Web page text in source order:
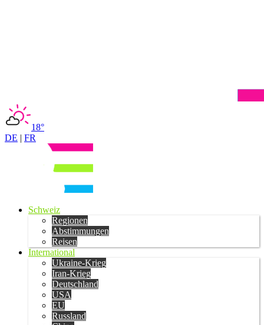
18°
DE | FR
Schweiz
Regionen
Abstimmungen
Reisen
International
Ukraine-Krieg
Iran-Krieg
Deutschland
USA
EU
Russland